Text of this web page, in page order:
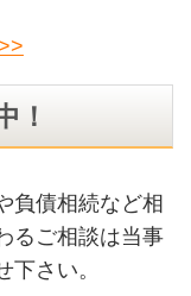
！
負債相続など相
るご相談は当事
下さい。